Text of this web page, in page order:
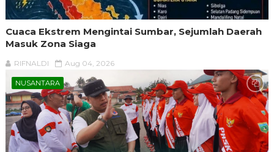
Cuaca Ekstrem Mengintai Sumbar, Sejumlah Daerah
Masuk Zona Siaga
RIFNALDI Aug 04, 2026
NUSANTARA